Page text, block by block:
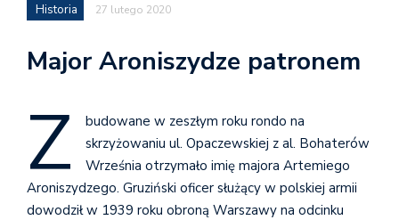
Historia 27 lutego 2020
Major Aroniszydze patronem
Z
budowane w zeszłym roku rondo na
skrzyżowaniu ul. Opaczewskiej z al. Bohaterów
Września otrzymało imię majora Artemiego
Aroniszydzego. Gruziński oficer służący w polskiej armii
dowodził w 1939 roku obroną Warszawy na odcinku